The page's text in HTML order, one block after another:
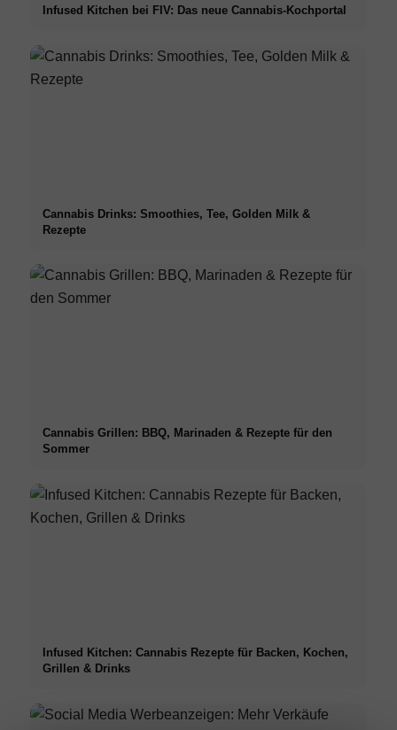
Infused Kitchen bei FIV: Das neue Cannabis-Kochportal
Cannabis Drinks: Smoothies, Tee, Golden Milk &
Rezepte
Cannabis Grillen: BBQ, Marinaden & Rezepte für den
Sommer
Infused Kitchen: Cannabis Rezepte für Backen, Kochen,
Grillen & Drinks